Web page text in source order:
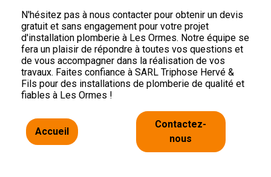
N'hésitez pas à nous contacter pour obtenir un devis
gratuit et sans engagement pour votre projet
d'installation plomberie à Les Ormes. Notre équipe se
fera un plaisir de répondre à toutes vos questions et
de vous accompagner dans la réalisation de vos
travaux. Faites confiance à SARL Triphose Hervé &
Fils pour des installations de plomberie de qualité et
fiables à Les Ormes !
Accueil
Contactez-
nous